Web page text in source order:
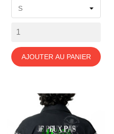
AJOUTER AU PANIER